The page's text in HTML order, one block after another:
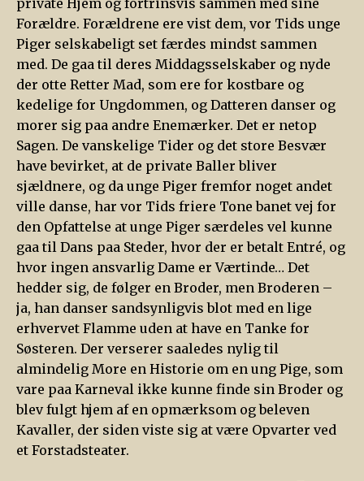
private Hjem og fortrinsvis sammen med sine
Forældre. Forældrene ere vist dem, vor Tids unge
Piger selskabeligt set færdes mindst sammen
med. De gaa til deres Middagsselskaber og nyde
der otte Retter Mad, som ere for kostbare og
kedelige for Ungdommen, og Datteren danser og
morer sig paa andre Enemærker. Det er netop
Sagen. De vanskelige Tider og det store Besvær
have bevirket, at de private Baller bliver
sjældnere, og da unge Piger fremfor noget andet
ville danse, har vor Tids friere Tone banet vej for
den Opfattelse at unge Piger særdeles vel kunne
gaa til Dans paa Steder, hvor der er betalt Entré, og
hvor ingen ansvarlig Dame er Værtinde… Det
hedder sig, de følger en Broder, men Broderen –
ja, han danser sandsynligvis blot med en lige
erhvervet Flamme uden at have en Tanke for
Søsteren. Der verserer saaledes nylig til
almindelig More en Historie om en ung Pige, som
vare paa Karneval ikke kunne finde sin Broder og
blev fulgt hjem af en opmærksom og beleven
Kavaller, der siden viste sig at være Opvarter ved
et Forstadsteater.